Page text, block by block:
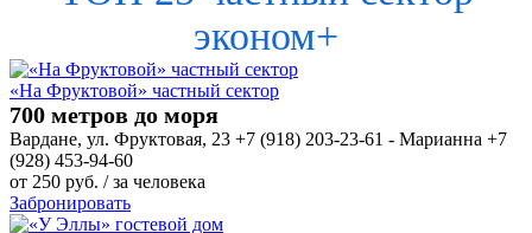
эконом+
«На Фруктовой» частный сектор
700 метров до моря
Вардане, ул. Фруктовая, 23 +7 (918) 203-23-61 - Марианна +7
(928) 453-94-60
от 250 руб. / за человека
Забронировать